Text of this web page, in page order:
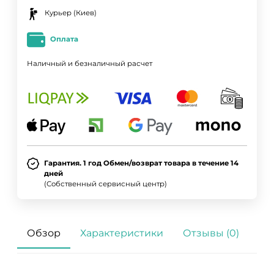
Курьер (Киев)
Оплата
Наличный и безналичный расчет
Гарантия. 1 год Обмен/возврат товара в течение 14
дней
(Собственный сервисный центр)
Обзор Характеристики Отзывы (0)